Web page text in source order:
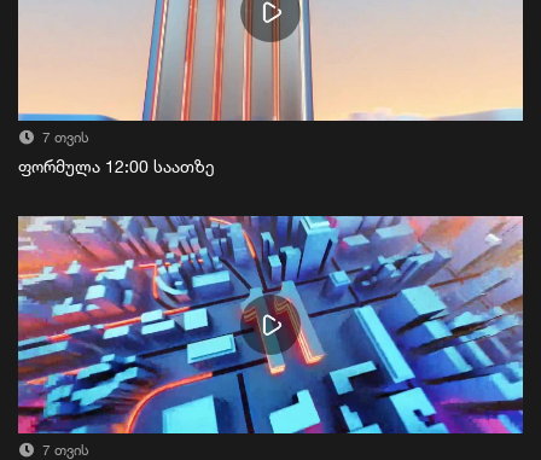
7 თვის
ფორმულა 12:00 საათზე
7 თვის